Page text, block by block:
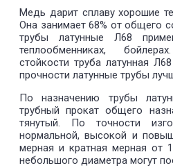
Медь дарит сплаву хорошие
Она занимает 68% от общего
трубы латунные Л68
теплообменниках,
стойкости труба латунная
прочности латунные трубы
По назначению трубы
трубный прокат общего
тянутый. По точности
нормальной, высокой и
мерная и кратная мерная от
небольшого диаметра могут